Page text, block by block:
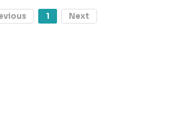
1 Next